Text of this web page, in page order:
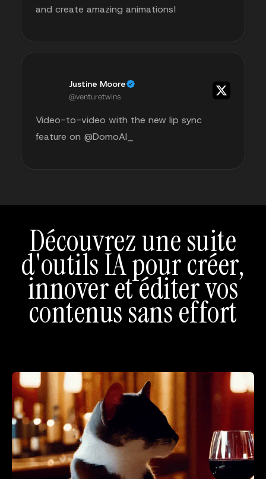
and create amazing animations!
Justine Moore
@venturetwins
Video-to-video with the new lip sync
feature on @DomoAI_
Découvrez une suite
d'outils IA pour créer,
innover et éditer vos
contenus sans effort